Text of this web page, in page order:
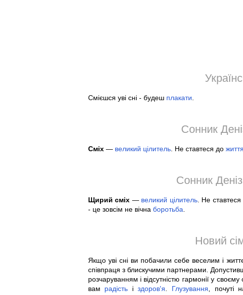
Смієшся уві сні - будеш плакати
Сонник
Сміх— великий цілитель. Не ставтеся до життя
Сонник
Щирий сміх — великий цілитель. Не
- це зовсім не вічна боротьба
Новий
Якщо уві сні ви побачили себе веселим і
співпраця з блискучими партнерами.
розчаруванням і відсутністю гармонії у
вам радість іздоров'я Глузування , почуті